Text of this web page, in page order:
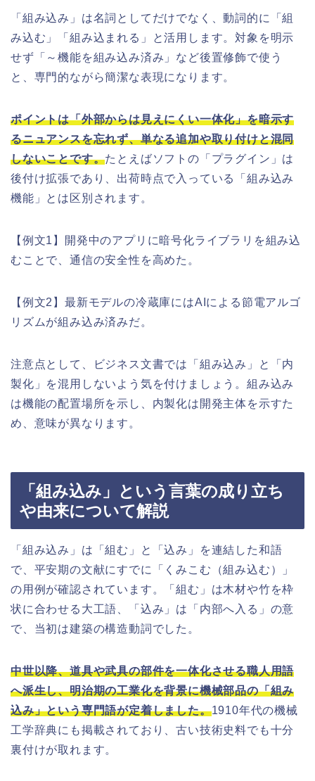
「組み込み」は名詞としてだけでなく、動詞的に「組
み込む」「組み込まれる」と活用します。対象を明示
せず「～機能を組み込み済み」など後置修飾で使う
と、専門的ながら簡潔な表現になります。
ポイントは「外部からは見えにくい一体化」を暗示す
るニュアンスを忘れず、単なる追加や取り付けと混同
しないことです。たとえばソフトの「プラグイン」は
後付け拡張であり、出荷時点で入っている「組み込み
機能」とは区別されます。
【例文1】開発中のアプリに暗号化ライブラリを組み込
むことで、通信の安全性を高めた。
【例文2】最新モデルの冷蔵庫にはAIによる節電アルゴ
リズムが組み込み済みだ。
注意点として、ビジネス文書では「組み込み」と「内
製化」を混用しないよう気を付けましょう。組み込み
は機能の配置場所を示し、内製化は開発主体を示すた
め、意味が異なります。
「組み込み」という言葉の成り立ち
や由来について解説
「組み込み」は「組む」と「込み」を連結した和語
で、平安期の文献にすでに「くみこむ（組み込む）」
の用例が確認されています。「組む」は木材や竹を枠
状に合わせる大工語、「込み」は「内部へ入る」の意
で、当初は建築の構造動詞でした。
中世以降、道具や武具の部件を一体化させる職人用語
へ派生し、明治期の工業化を背景に機械部品の「組み
込み」という専門語が定着しました。1910年代の機械
工学辞典にも掲載されており、古い技術史料でも十分
裏付けが取れます。